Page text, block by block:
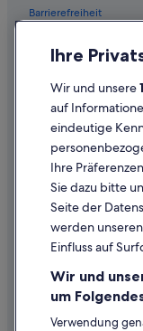
Barrierefreiheit
Rechtliche Hinweise/
Inhaltsrichtlinien und
Hilfe
Hilfe
Buchen Sie einen
Ihre
Wir und unsere
auf
eindeutige
Ihre
Sie dazu bitte
Seite der
werden
Einfluss auf
Wir und
um
Verwendung